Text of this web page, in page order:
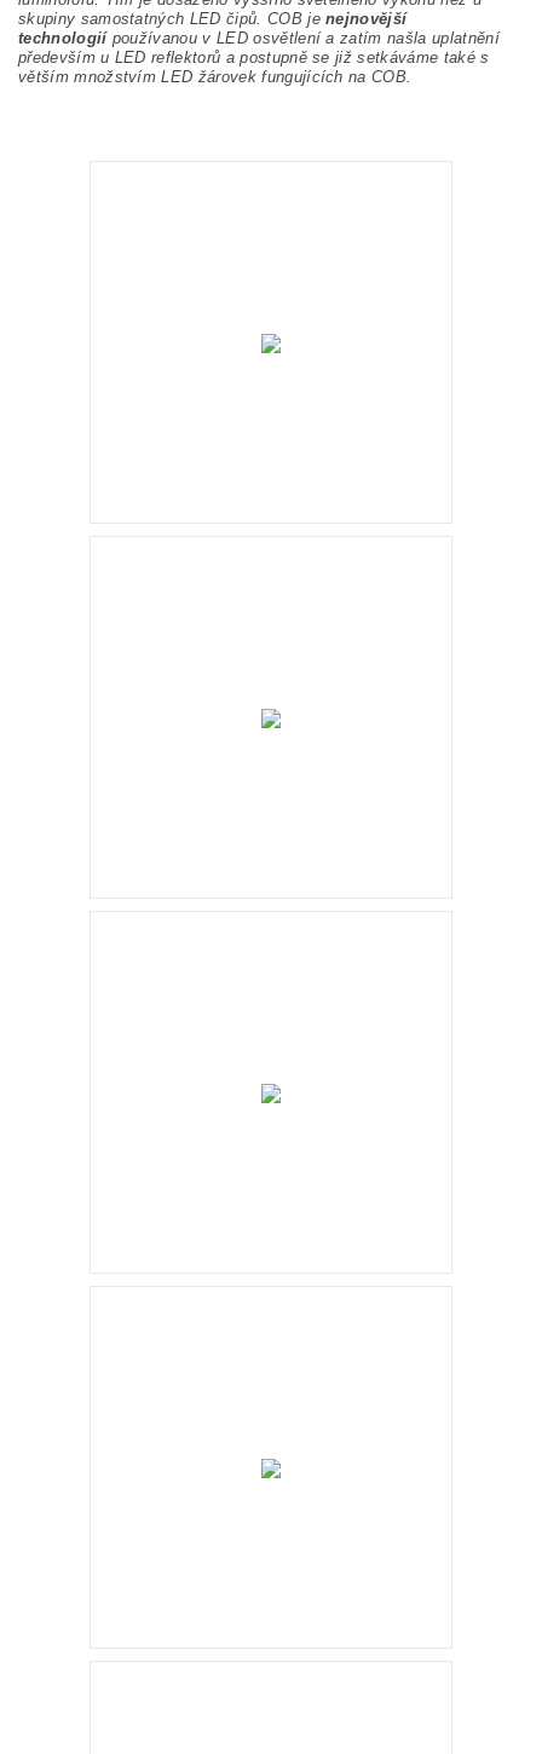
skupiny samostatných LED čipů. COB jenejnovější
technologiípoužívanou v LED osvětlení a zatím našla uplatnění
především u LED reflektorů a postupně se již setkáváme také s
větším množstvím LED žárovek fungujících na COB.